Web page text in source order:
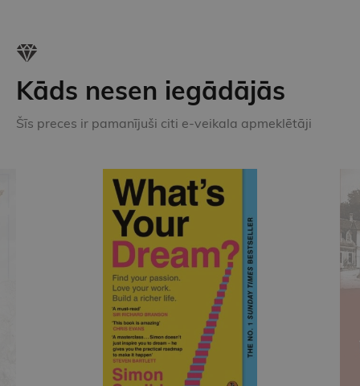
Kāds nesen iegādājās
Šīs preces ir pamanījuši citi e-veikala apmeklētāji